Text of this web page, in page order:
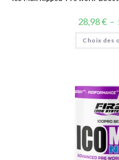
28,98€ –
Choix des